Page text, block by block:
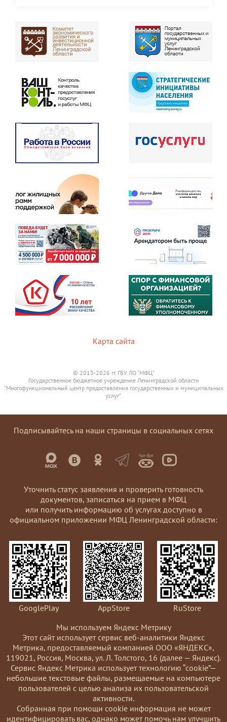
Карта сайта
© 2013-2026 гг. ГБУ ЛО "МФЦ"
Государственное бюджетное учреждение Ленинградской области
"Многофункциональный центр предоставления государственных и муниципальных
услуг".
Подписывайтесь на наши страницы в социальных сетях
Уточнить статус заявления и проверить готовность
документов, записаться на прием в МФЦ
или получить информацию об услугах доступно в
официальном приложении МФЦ Ленинградской области:
GooglePlay AppStore
RuStore
Мы используем Яндекс Метрику
Этот сайт использует сервис веб-аналитики Яндекс
Метрика, предоставляемый компанией ООО «ЯНДЕКС»,
119021, Россия, Москва, ул. Л. Толстого, 16 (далее — Яндекс).
Сервис Яндекс Метрика использует технологию “cookie”—
небольшие текстовые файлы, размещаемые на компьютере
пользователей с целью анализа их пользовательской
активности.
Coбранная при помощи cookie информация не может
идентифицировать вас, однако может помочь нам улучшить